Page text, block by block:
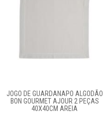
JOGO DE GUARDANAPO ALGODÃO
BON GOURMET AJOUR 2 PEÇAS
40X40CM AREIA